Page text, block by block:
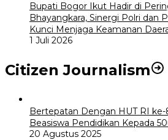
Bupati Bogor Ikut Hadir di
Bhayangkara, Sinergi Polri dan
Kunci Menjaga Keamanan
1 Juli 2026
Citizen Journalism
Bertepatan Dengan HUT RI ke-
Beasiswa Pendidikan Kepada
20 Agustus 2025